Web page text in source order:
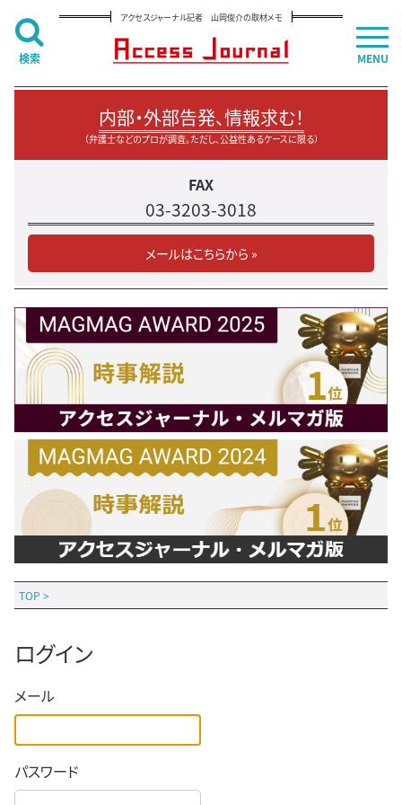
アクセスジャーナル記者 山岡俊介の取材メモ
内部・外部告発、情報求む！
（弁護士などのプロが調査。ただし、公益性あるケースに限る）
FAX
03-3203-3018
メールはこちらから »
TOP >
ログイン
メール
パスワード
MENU
検索